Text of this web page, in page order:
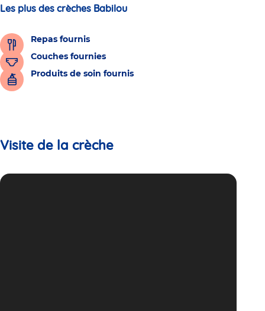
Les plus des crèches Babilou
Repas fournis
Couches fournies
Produits de soin fournis
Visite de la crèche